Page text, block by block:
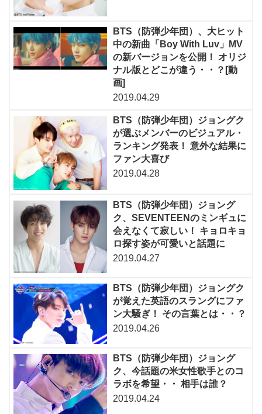
BTS（防弾少年団）、大ヒット
中の新曲「Boy With Luv」MV
の新バージョンを公開！ オリジ
ナル版とどこが違う・・？[動
画]
2019.04.29
BTS（防弾少年団）ジョングク
が選ぶメンバーのビジュアル・
ランキング発表！ 意外な結果に
ファン大喜び
2019.04.28
BTS（防弾少年団）ジョング
ク、SEVENTEENのミンギュに
会えなくて寂しい！ キョロキョ
ロ探す姿が可愛いと話題に
2019.04.27
BTS（防弾少年団）ジョングク
が覚えた英語のスラングにファ
ン大騒ぎ！ その言葉とは・・？
2019.04.26
BTS（防弾少年団）ジョング
ク、今話題の米女性歌手とのコ
ラボを希望・・ 相手は誰？
2019.04.24